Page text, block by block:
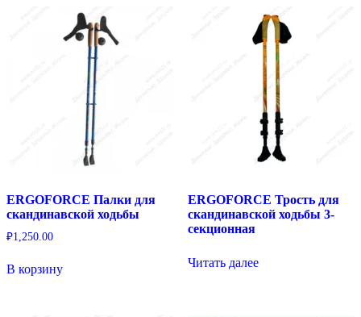
ERGOFORCE Палки для
скандинавской ходьбы
₽1,250.00
В корзину
ERGOFORCE Трость для
скандинавской ходьбы 3-
секционная
Читать далее